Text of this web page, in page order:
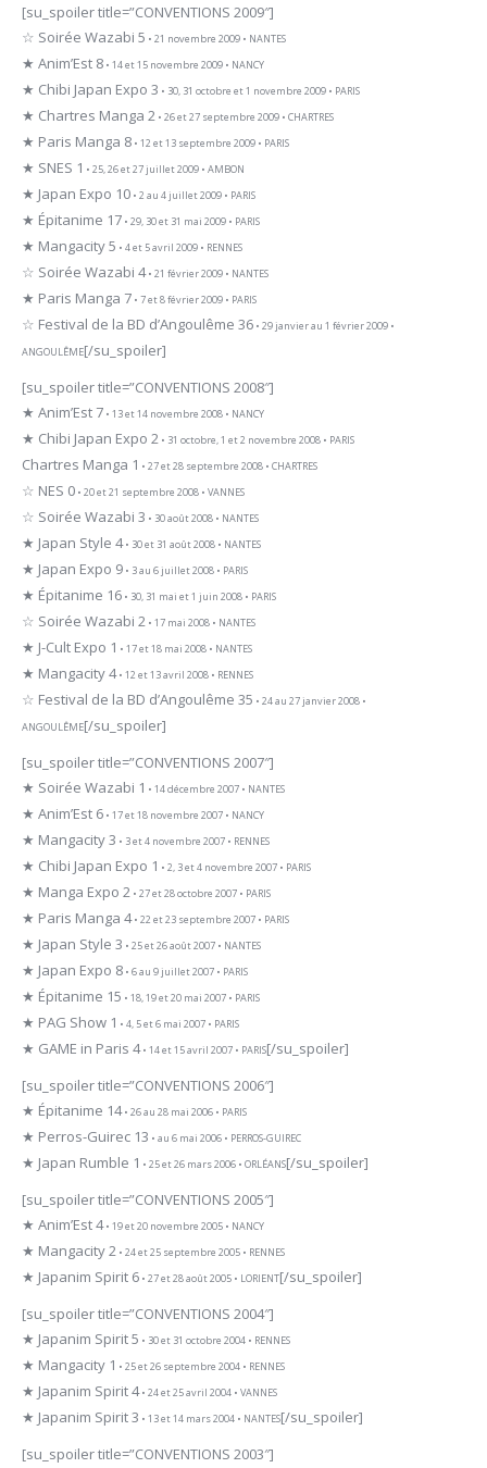
[su_spoiler title=”CONVENTIONS 2009″]
☆ Soirée Wazabi 5 • 21 novembre 2009 • NANTES
★ Anim’Est 8 • 14 et 15 novembre 2009 • NANCY
★ Chibi Japan Expo 3 • 30, 31 octobre et 1 novembre 2009 • PARIS
★ Chartres Manga 2 • 26 et 27 septembre 2009 • CHARTRES
★ Paris Manga 8 • 12 et 13 septembre 2009 • PARIS
★ SNES 1 • 25, 26 et 27 juillet 2009 • AMBON
★ Japan Expo 10 • 2 au 4 juillet 2009 • PARIS
★ Épitanime 17 • 29, 30 et 31 mai 2009 • PARIS
★ Mangacity 5 • 4 et 5 avril 2009 • RENNES
☆ Soirée Wazabi 4• 21 février 2009 • NANTES
★ Paris Manga 7 • 7 et 8 février 2009 • PARIS
☆ Festival de la BD d’Angoulême 36 • 29 janvier au 1 février 2009 •
ANGOULÊME[/su_spoiler]
[su_spoiler title=”CONVENTIONS 2008″]
★ Anim’Est 7 • 13 et 14 novembre 2008 • NANCY
★ Chibi Japan Expo 2 • 31 octobre, 1 et 2 novembre 2008 • PARIS
Chartres Manga 1 • 27 et 28 septembre 2008 • CHARTRES
☆ NES 0 • 20 et 21 septembre 2008 • VANNES
☆ Soirée Wazabi 3 • 30 août 2008 • NANTES
★ Japan Style 4• 30 et 31 août 2008 • NANTES
★ Japan Expo 9 • 3 au 6 juillet 2008 • PARIS
★ Épitanime 16 • 30, 31 mai et 1 juin 2008 • PARIS
☆ Soirée Wazabi 2 • 17 mai 2008 • NANTES
★ J-Cult Expo 1 • 17 et 18 mai 2008 • NANTES
★ Mangacity 4• 12 et 13 avril 2008 • RENNES
☆ Festival de la BD d’Angoulême 35 • 24 au 27 janvier 2008 •
ANGOULÊME[/su_spoiler]
[su_spoiler title=”CONVENTIONS 2007″]
★ Soirée Wazabi 1 • 14 décembre 2007 • NANTES
★ Anim’Est 6 • 17 et 18 novembre 2007 • NANCY
★ Mangacity 3 • 3 et 4 novembre 2007 • RENNES
★ Chibi Japan Expo 1 • 2, 3 et 4 novembre 2007 • PARIS
★ Manga Expo 2 • 27 et 28 octobre 2007 • PARIS
★ Paris Manga 4• 22 et 23 septembre 2007 • PARIS
★ Japan Style 3 • 25 et 26 août 2007 • NANTES
★ Japan Expo 8 • 6 au 9 juillet 2007 • PARIS
★ Épitanime 15 • 18, 19 et 20 mai 2007 • PARIS
★ PAG Show 1 • 4, 5 et 6 mai 2007 • PARIS
★ GAME in Paris 4• 14 et 15 avril 2007 • PARIS[/su_spoiler]
[su_spoiler title=”CONVENTIONS 2006″]
★ Épitanime 14• 26 au 28 mai 2006 • PARIS
★ Perros-Guirec 13 • au 6 mai 2006 • PERROS-GUIREC
★ Japan Rumble 1 • 25 et 26 mars 2006 • ORLÉANS[/su_spoiler]
[su_spoiler title=”CONVENTIONS 2005″]
★ Anim’Est 4• 19 et 20 novembre 2005 • NANCY
★ Mangacity 2 • 24 et 25 septembre 2005 • RENNES
★ Japanim Spirit 6 • 27 et 28 août 2005 • LORIENT[/su_spoiler]
[su_spoiler title=”CONVENTIONS 2004″]
★ Japanim Spirit 5 • 30 et 31 octobre 2004 • RENNES
★ Mangacity 1 • 25 et 26 septembre 2004 • RENNES
★ Japanim Spirit 4• 24 et 25 avril 2004 • VANNES
★ Japanim Spirit 3 • 13 et 14 mars 2004 • NANTES[/su_spoiler]
[su_spoiler title=”CONVENTIONS 2003″]